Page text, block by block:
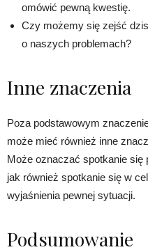
omówić pewną kwestię.
Czy możemy się zejść
o naszych problemach?
Inne znaczenia
Poza podstawowym
może mieć również inne
Może oznaczać spotkanie się
jak również spotkanie się w
wyjaśnienia pewnej sytuacji.
Podsumowanie